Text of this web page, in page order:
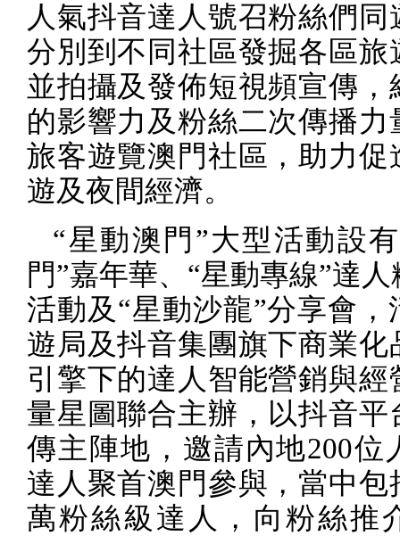
人氣抖音達人號召粉絲們同
分別到不同社區發掘各區旅
並拍攝及發佈短視頻宣傳，
的影響力及粉絲二次傳播力
旅客遊覽澳門社區，助力促
遊及夜間經濟。
“星動澳門”大型活動設
門”嘉年華、“星動專線”達
活動及“星動沙龍”分享會，
遊局及抖音集團旗下商業化
引擎下的達人智能營銷與經
量星圖聯合主辦，以抖音平
傳主陣地，邀請內地200位
達人聚首澳門參與，當中包
萬粉絲級達人，向粉絲推